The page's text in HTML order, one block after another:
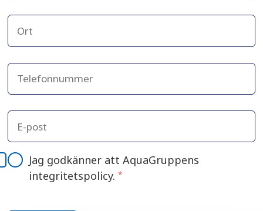
Jag godkänner att AquaGruppens
integritetspolicy. *